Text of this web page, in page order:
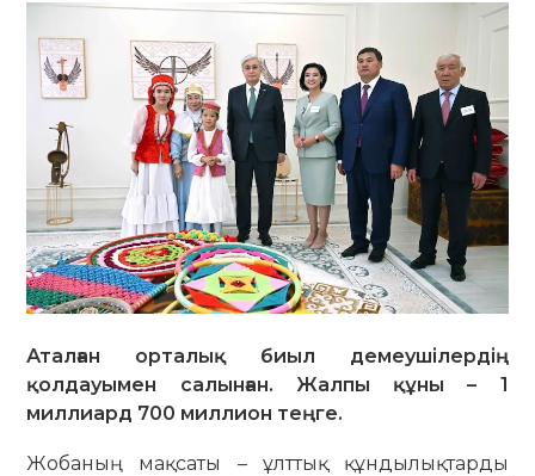
Аталған орталық биыл демеушілердің
қолдауымен салынған. Жалпы құны – 1
миллиард 700 миллион теңге.
Жобаның мақсаты – ұлттық құндылықтарды